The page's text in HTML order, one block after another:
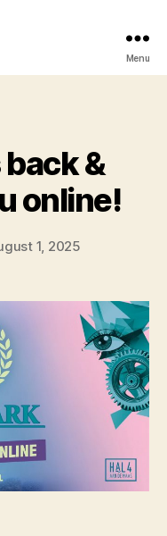
Menu
&
online!
1, 2025